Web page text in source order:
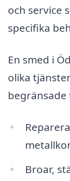
och service
specifika
En smed i
olika
begränsade
Broar,